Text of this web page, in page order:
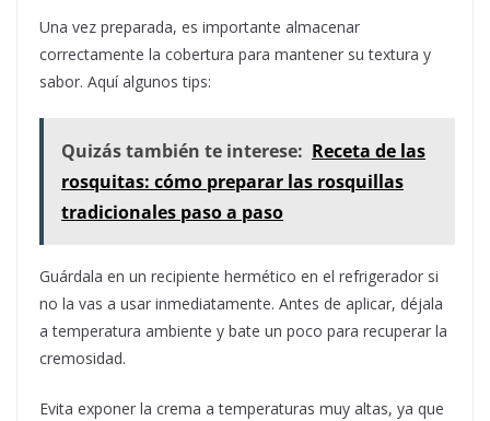
Una vez preparada, es importante almacenar
correctamente la cobertura para mantener su textura y
sabor. Aquí algunos tips:
Quizás también te interese: Receta de las
rosquitas: cómo preparar las rosquillas
tradicionales paso a paso
Guárdala en un recipiente hermético en el refrigerador si
no la vas a usar inmediatamente. Antes de aplicar, déjala
a temperatura ambiente y bate un poco para recuperar la
cremosidad.
Evita exponer la crema a temperaturas muy altas, ya que